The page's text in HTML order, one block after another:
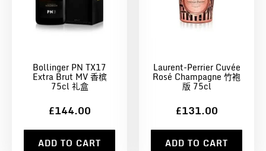
Bollinger PN TX17
Extra Brut MV 香槟
75cl 礼盒
£144.00
ADD TO CART
Laurent-Perrier Cuvée
Rosé Champagne 竹袍
版 75cl
£131.00
ADD TO CART